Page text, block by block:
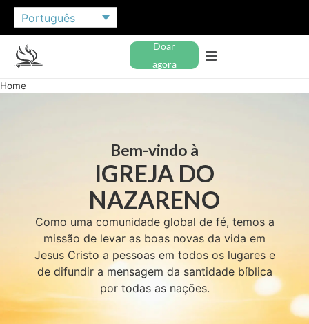
Português
Doar
agora
Home
Bem-vindo à
IGREJA DO
NAZARENO
Como uma comunidade global de fé, temos a
missão de levar as boas novas da vida em
Jesus Cristo a pessoas em todos os lugares e
de difundir a mensagem da santidade bíblica
por todas as nações.